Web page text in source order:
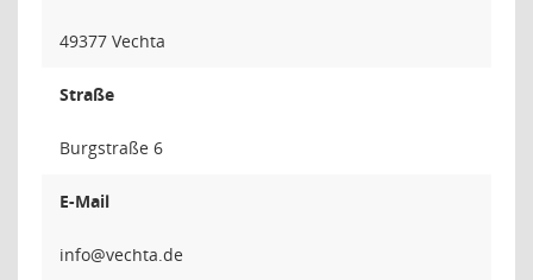
49377 Vechta
Straße
Burgstraße 6
E-Mail